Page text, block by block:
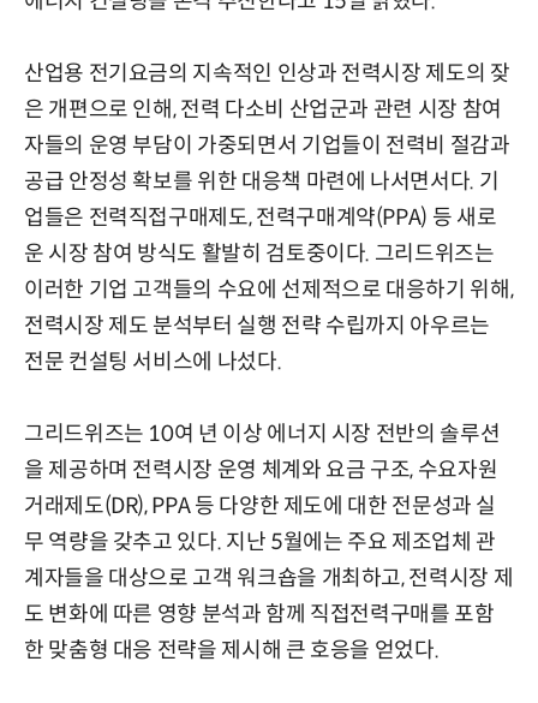
산업용 전기요금의 지속적인 인상과 전력시장 제도의 잦
은 개편으로 인해, 전력 다소비 산업군과 관련 시장 참여
자들의 운영 부담이 가중되면서 기업들이 전력비 절감과
공급 안정성 확보를 위한 대응책 마련에 나서면서다. 기
업들은 전력직접구매제도, 전력구매계약(PPA) 등 새로
운 시장 참여 방식도 활발히 검토중이다. 그리드위즈는
이러한 기업 고객들의 수요에 선제적으로 대응하기 위해,
전력시장 제도 분석부터 실행 전략 수립까지 아우르는
전문 컨설팅 서비스에 나섰다.
그리드위즈는 10여 년 이상 에너지 시장 전반의 솔루션
을 제공하며 전력시장 운영 체계와 요금 구조, 수요자원
거래제도(DR), PPA 등 다양한 제도에 대한 전문성과 실
무 역량을 갖추고 있다. 지난 5월에는 주요 제조업체 관
계자들을 대상으로 고객 워크숍을 개최하고, 전력시장 제
도 변화에 따른 영향 분석과 함께 직접전력구매를 포함
한 맞춤형 대응 전략을 제시해 큰 호응을 얻었다.